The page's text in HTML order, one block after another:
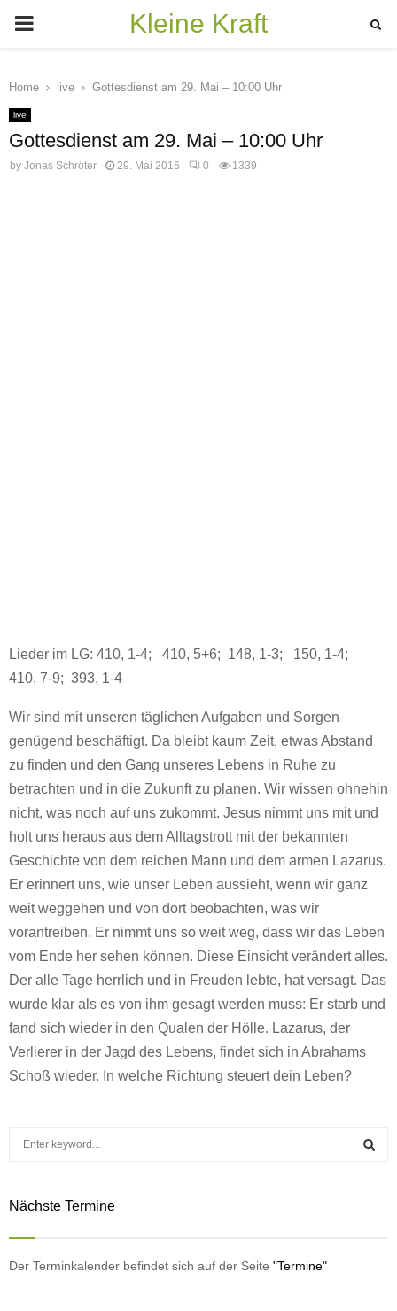
PRIMARY
Kleine Kraft
Home live Gottesdienst am 29. Mai – 10:00 Uhr
live
Gottesdienst am 29. Mai – 10:00 Uhr
by Jonas Schröter 29. Mai 2016 0 1339
Lieder im LG: 410, 1-4; 410, 5+6; 148, 1-3; 150, 1-4;
410, 7-9; 393, 1-4
Wir sind mit unseren täglichen Aufgaben und Sorgen
genügend beschäftigt. Da bleibt kaum Zeit, etwas Abstand
zu finden und den Gang unseres Lebens in Ruhe zu
betrachten und in die Zukunft zu planen. Wir wissen ohnehin
nicht, was noch auf uns zukommt. Jesus nimmt uns mit und
holt uns heraus aus dem Alltagstrott mit der bekannten
Geschichte von dem reichen Mann und dem armen Lazarus.
Er erinnert uns, wie unser Leben aussieht, wenn wir ganz
weit weggehen und von dort beobachten, was wir
vorantreiben. Er nimmt uns so weit weg, dass wir das Leben
vom Ende her sehen können. Diese Einsicht verändert alles.
Der alle Tage herrlich und in Freuden lebte, hat versagt. Das
wurde klar als es von ihm gesagt werden muss: Er starb und
fand sich wieder in den Qualen der Hölle. Lazarus, der
Verlierer in der Jagd des Lebens, findet sich in Abrahams
Schoß wieder. In welche Richtung steuert dein Leben?
c
o
Nächste Termine
Der Terminkalender befindet sich auf der Seite "Termine"